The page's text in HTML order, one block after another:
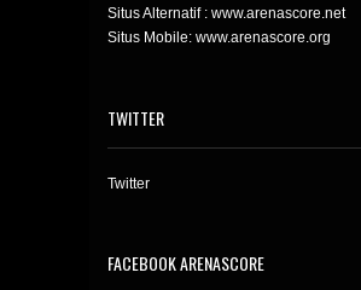
Situs Alternatif : www.arenascore.net
Situs Mobile: www.arenascore.org
TWITTER
Twitter
FACEBOOK ARENASCORE